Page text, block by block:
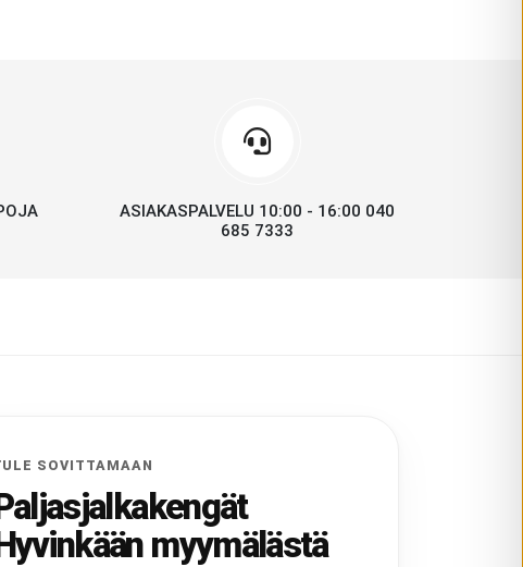
ASIAKASPALVELU 10:00 - 16:00 040
685 7333
SOVITTAMAAN
myymälästä